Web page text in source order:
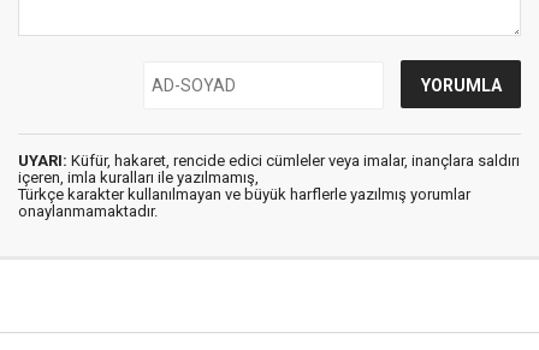
UYARI: Küfür, hakaret, rencide edici cümleler veya imalar, inançlara saldırı
içeren, imla kuralları ile yazılmamış,
Türkçe karakter kullanılmayan ve büyük harflerle yazılmış yorumlar
onaylanmamaktadır.